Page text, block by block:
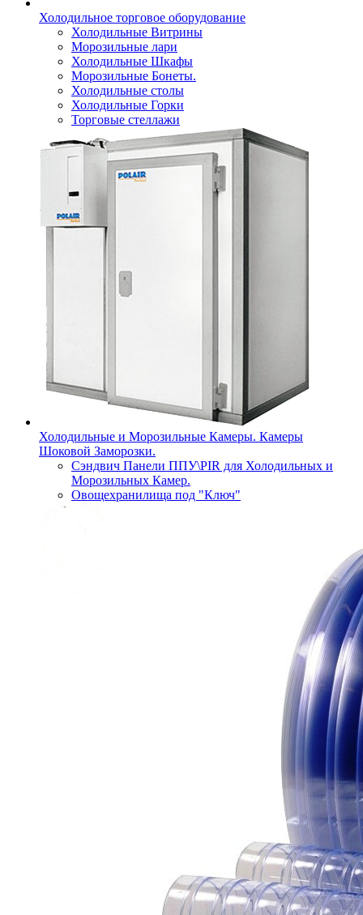
Холодильное торговое оборудование
Холодильные Витрины
Морозильные лари
Холодильные Шкафы
Морозильные Бонеты.
Холодильные столы
Холодильные Горки
Торговые стеллажи
Холодильные и Морозильные Камеры. Камеры
Шоковой Заморозки.
Сэндвич Панели ППУ\PIR для Холодильных и
Морозильных Камер.
Овощехранилища под "Ключ"